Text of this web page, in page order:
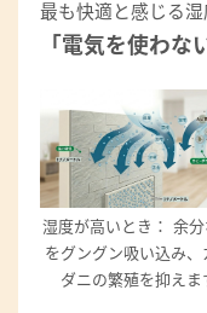
最も快適と感じる湿
「電気を使わな
湿度が高いとき： 余
をグングン吸い込み、
ダニの繁殖を抑えま